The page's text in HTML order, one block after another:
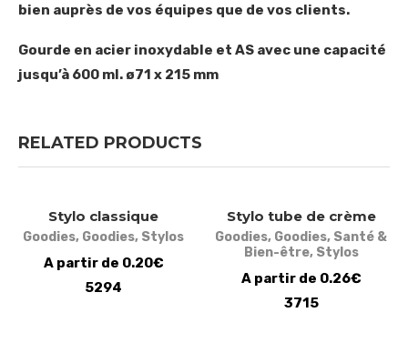
bien auprès de vos équipes que de vos clients.
Gourde en acier inoxydable et AS avec une capacité
jusqu’à 600 ml. ø71 x 215 mm
RELATED PRODUCTS
Stylo classique
Goodies, Goodies, Stylos
A partir de 0.20€
5294
Stylo tube de crème
Goodies, Goodies, Santé &
Bien-être, Stylos
A partir de 0.26€
3715